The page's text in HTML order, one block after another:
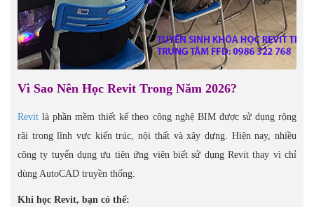
Vì Sao Nên Học Revit Trong Năm 2026?
Revit là phần mềm thiết kế theo công nghệ BIM được sử dụng rộng
rãi trong lĩnh vực kiến trúc, nội thất và xây dựng. Hiện nay, nhiều
công ty tuyển dụng ưu tiên ứng viên biết sử dụng Revit thay vì chỉ
dùng AutoCAD truyền thống.
Khi học Revit, bạn có thể: